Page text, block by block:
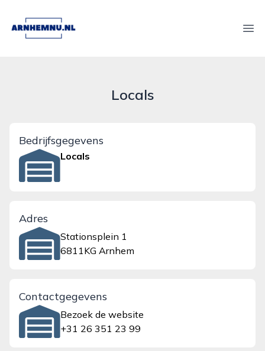
arnhemnu.nl
Locals
Bedrijfsgegevens
Locals
Adres
Stationsplein 1
6811KG Arnhem
Contactgegevens
Bezoek de website
+31 26 351 23 99